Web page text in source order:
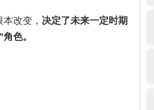
改变， 决定了未来一定时期
色。